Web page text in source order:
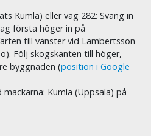
Kumla) eller väg 282: Sväng in
första höger in på
till vänster vid Lambertsson
Följ skogskanten till höger,
byggnaden (position i Google
Kumla (Uppsala) på